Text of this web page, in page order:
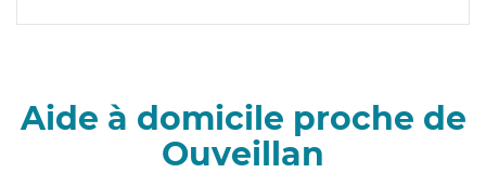
Aide à domicile proche de
Ouveillan